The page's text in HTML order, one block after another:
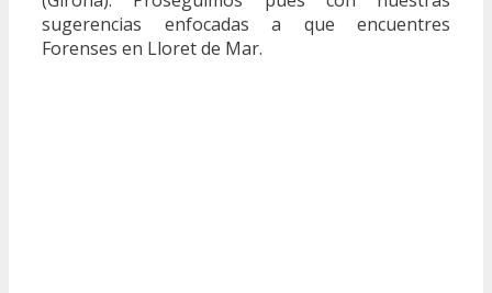
sugerencias enfocadas a que encuentres
Forenses en Lloret de Mar.